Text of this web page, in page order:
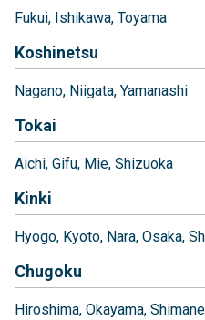
Fukui Ishikawa Toyama
Koshinetsu
Nagano Niigata Yamanashi
Tokai
Aichi Gifu Mie Shizuoka
Kinki
Hyogo Kyoto Nara Osaka
Chugoku
Hiroshima Okayama Shimane